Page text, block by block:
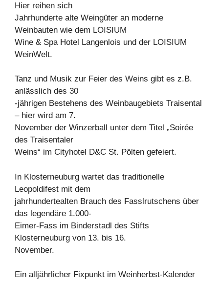
Hier reihen sich
Jahrhunderte alte Weingüter an moderne
Weinbauten wie dem LOISIUM
Wine & Spa Hotel Langenlois und der LOISIUM
WeinWelt.
Tanz und Musik zur Feier des Weins gibt es z.B.
anlässlich des 30
-jährigen Bestehens des Weinbaugebiets Traisental
– hier wird am 7.
November der Winzerball unter dem Titel „Soirée
des Traisentaler
Weins“ im Cityhotel D&C St. Pölten gefeiert.
In Klosterneuburg wartet das traditionelle
Leopoldifest mit dem
jahrhundertealten Brauch des Fasslrutschens über
das legendäre 1.000-
Eimer-Fass im Binderstadl des Stifts
Klosterneuburg von 13. bis 16.
November.
Ein alljährlicher Fixpunkt im Weinherbst-Kalender